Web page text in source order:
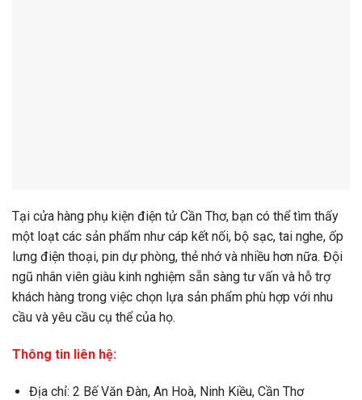
Tại cửa hàng phụ kiện điện tử Cần Thơ, bạn có thể tìm thấy
một loạt các sản phẩm như cáp kết nối, bộ sạc, tai nghe, ốp
lưng điện thoại, pin dự phòng, thẻ nhớ và nhiều hơn nữa. Đội
ngũ nhân viên giàu kinh nghiệm sẵn sàng tư vấn và hỗ trợ
khách hàng trong việc chọn lựa sản phẩm phù hợp với nhu
cầu và yêu cầu cụ thể của họ.
Thông tin liên hệ:
Địa chỉ: 2 Bế Văn Đàn, An Hoà, Ninh Kiều, Cần Thơ